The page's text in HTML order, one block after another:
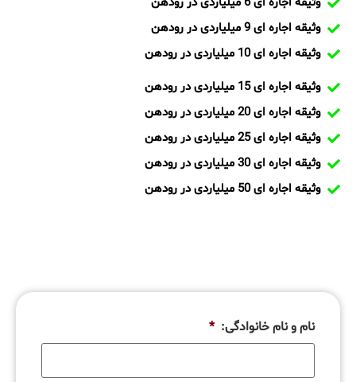
وثیقه اجاره ای 9 میلیاردی در رودهن
وثیقه اجاره ای 10 میلیاردی در رودهن
وثیقه اجاره ای 15 میلیاردی در رودهن
وثیقه اجاره ای 20 میلیاردی در رودهن
وثیقه اجاره ای 25 میلیاردی در رودهن
وثیقه اجاره ای 30 میلیاردی در رودهن
وثیقه اجاره ای 50 میلیاردی در رودهن
نام و نام خانوادگی: *